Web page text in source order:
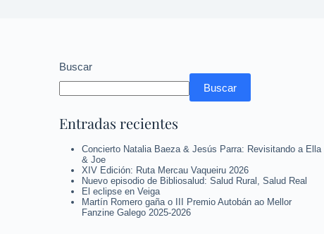
Buscar
Buscar
Entradas recientes
Concierto Natalia Baeza & Jesús Parra: Revisitando a Ella
& Joe
XIV Edición: Ruta Mercau Vaqueiru 2026
Nuevo episodio de Bibliosalud: Salud Rural, Salud Real
El eclipse en Veiga
Martín Romero gaña o III Premio Autobán ao Mellor
Fanzine Galego 2025-2026